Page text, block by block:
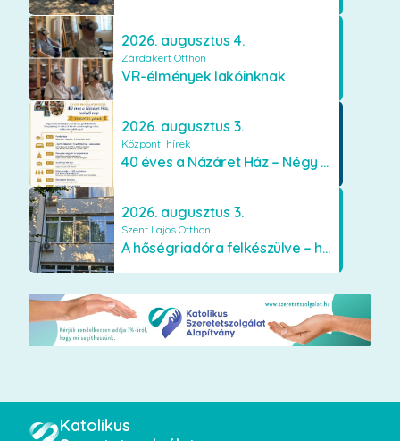
2026. augusztus 4.
Zárdakert Otthon
VR-élmények lakóinknak
2026. augusztus 3.
Központi hírek
40 éves a Názáret Ház – Négy évtized szeretetben és gondoskodásban
2026. augusztus 3.
Szent Lajos Otthon
A hőségriadóra felkészülve – hűsítő fejlesztések a Szent Lajos Otthonban
Katolikus